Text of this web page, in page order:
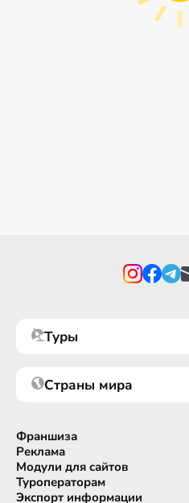
Туры
Страны мира
Франшиза
Реклама
Модули для сайтов
Туроператорам
Экспорт информации